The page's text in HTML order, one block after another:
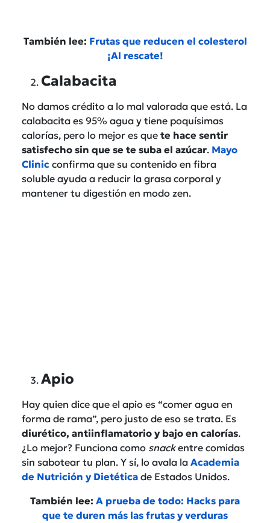
También lee: Frutas que reducen el colesterol
¡Al rescate!
Calabacita
No damos crédito a lo mal valorada que está. La
calabacita es 95% agua y tiene poquísimas
calorías, pero lo mejor es que te hace sentir
satisfecho sin que se te suba el azúcar. Mayo
Clinic confirma que su contenido en fibra
soluble ayuda a reducir la grasa corporal y
mantener tu digestión en modo zen.
Apio
Hay quien dice que el apio es “comer agua en
forma de rama”, pero justo de eso se trata. Es
diurético, antiinflamatorio y bajo en calorías.
¿Lo mejor? Funciona como snackentre comidas
sin sabotear tu plan. Y sí, lo avala la Academia
de Nutrición y Dietética de Estados Unidos.
También lee: A prueba de todo: Hacks para
que te duren más las frutas y verduras